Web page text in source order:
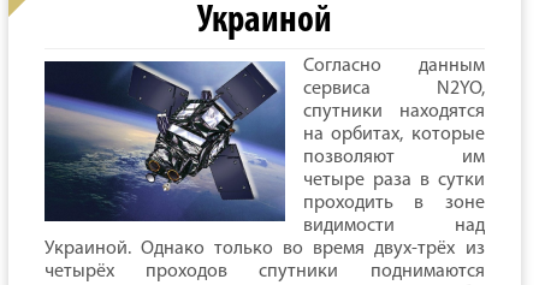
Украиной
Согласно данным
сервиса N2YO,
спутники находятся
на орбитах, которые
позволяют им
четыре раза в сутки
проходить в зоне
видимости над
Украиной. Однако только во время двух-трёх из
четырёх проходов спутники поднимаются